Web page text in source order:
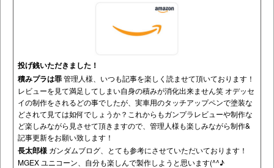
投げ銭いただきました！
積みプラは罪管理人様、いつも記事を楽しく読ませて頂いております！
レビューを見て満足してしまい自身の積みが消化出来ません笑 オデッセ
イの制作をされるどの事でしたが、実車用のタッチアップペンで塗装な
どされて見ては如何でしょうか？これからもガンプラレビューや制作な
ど楽しみながら見させて頂きますので、管理人様も楽しみながら制作&
記事更新をお願い致します！
長太郎様 ガンダムブログ、とても参考にさせていただいております！
MGEX ユニコーン、自分も楽しんで製作しようと思います(^^♪